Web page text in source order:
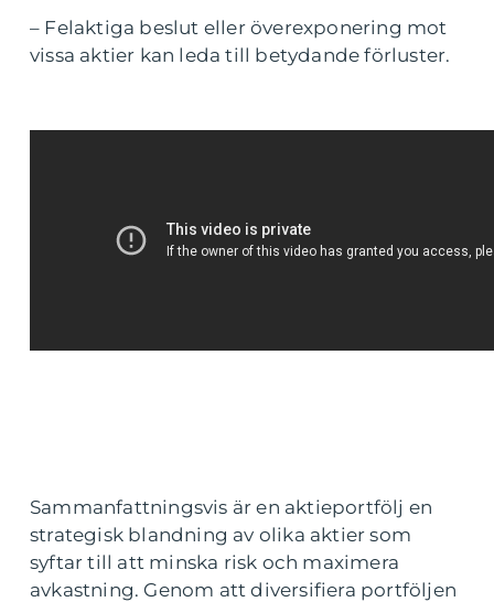
– Felaktiga beslut eller överexponering mot
vissa aktier kan leda till betydande förluster.
Sammanfattningsvis är en aktieportfölj en
strategisk blandning av olika aktier som
syftar till att minska risk och maximera
avkastning. Genom att diversifiera portföljen